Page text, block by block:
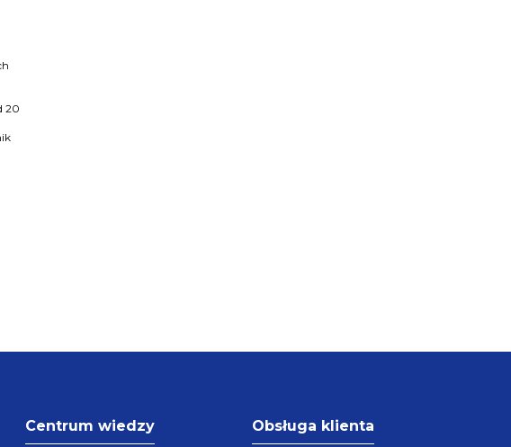
20
Centrum wiedzy Obsługa klienta